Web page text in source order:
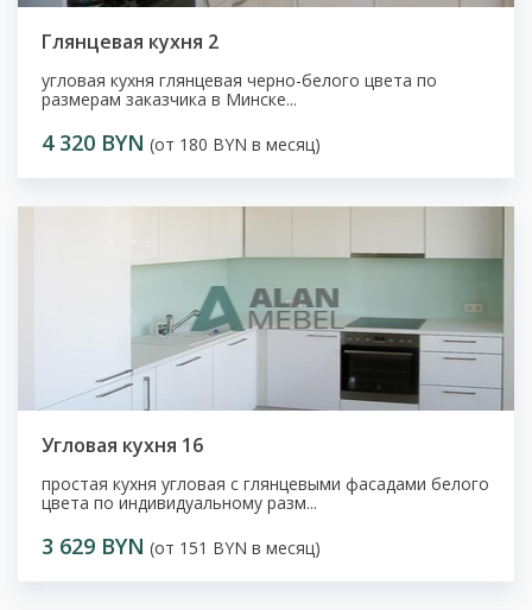
Глянцевая кухня 2
угловая кухня глянцевая черно-белого цвета по
размерам заказчика в Минске...
4 320 BYN (от 180 BYN в месяц)
Угловая кухня 16
простая кухня угловая с глянцевыми фасадами белого
цвета по индивидуальному разм...
3 629 BYN (от 151 BYN в месяц)